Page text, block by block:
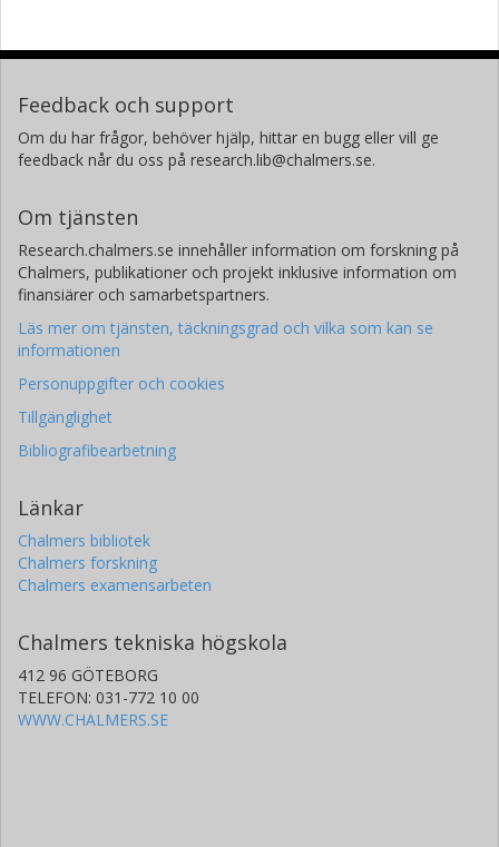
Feedback och support
Om du har frågor, behöver hjälp, hittar en bugg eller vill ge
feedback når du oss på research.lib@chalmers.se.
Om tjänsten
Research.chalmers.se innehåller information om forskning på
Chalmers, publikationer och projekt inklusive information om
finansiärer och samarbetspartners.
Läs mer om tjänsten, täckningsgrad och vilka som kan se
informationen
Personuppgifter och cookies
Tillgänglighet
Bibliografibearbetning
Länkar
Chalmers bibliotek
Chalmers forskning
Chalmers examensarbeten
Chalmers tekniska högskola
412 96 GÖTEBORG
TELEFON: 031-772 10 00
WWW.CHALMERS.SE